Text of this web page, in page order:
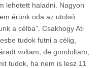
lehetett haladni. Nagyon
érünk oda az utolsó
a célba”. Csakhogy Ati
tudok futni a célig,
voltam, de gondoltam,
tudok, ha nem is lesz 11